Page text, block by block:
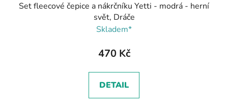
Set fleecové čepice a nákrčníku Yetti - modrá - herní
svět, Dráče
Skladem*
470 Kč
DETAIL